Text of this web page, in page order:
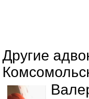
Другие